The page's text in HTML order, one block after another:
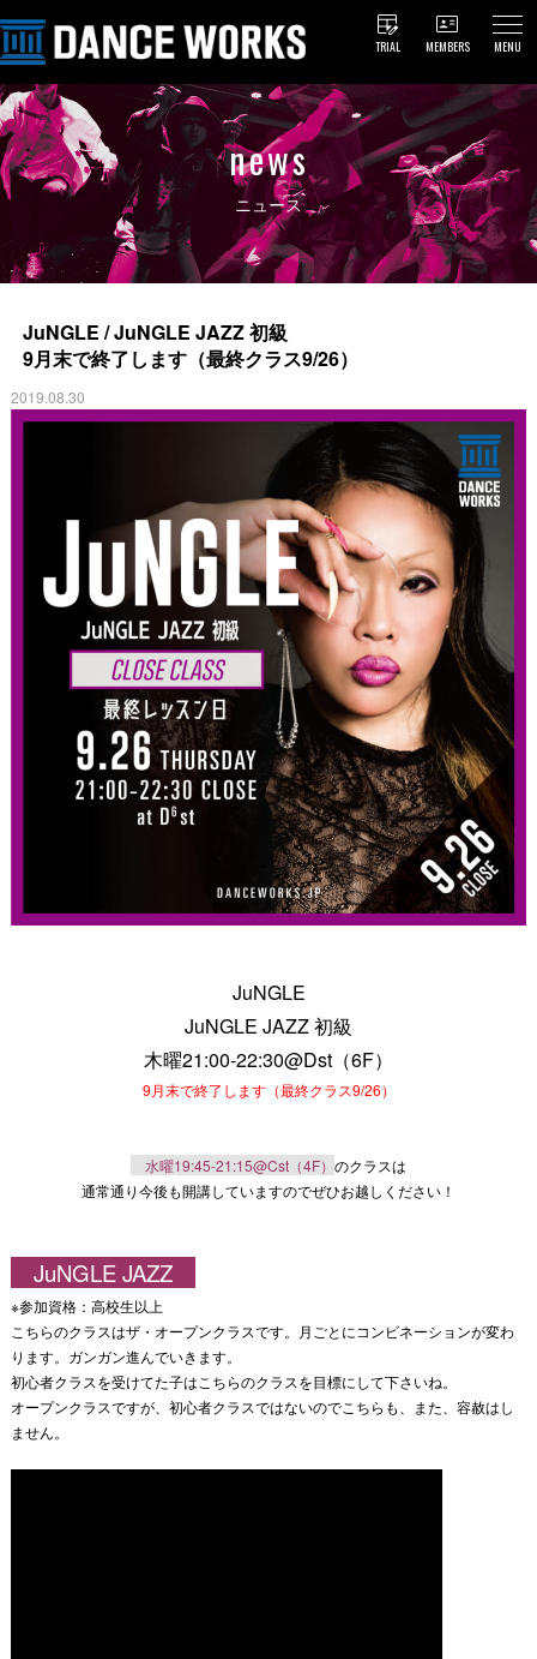
TRIAL MEMBERS MENU
news
ニュース
JuNGLE / JuNGLE JAZZ 初級
9月末で終了します（最終クラス9/26）
2019.08.30
JuNGLE
JuNGLE JAZZ 初級
木曜21:00-22:30@Dst（6F）
9月末で終了します（最終クラス9/26）
水曜19:45-21:15@Cst（4F） のクラスは
通常通り今後も開講していますのでぜひお越しください！
JuNGLE JAZZ
※参加資格：高校生以上
こちらのクラスはザ・オープンクラスです。月ごとにコンビネーションが変わ
ります。ガンガン進んでいきます。
初心者クラスを受けてた子はこちらのクラスを目標にして下さいね。
オープンクラスですが、初心者クラスではないのでこちらも、また、容赦はし
ません。